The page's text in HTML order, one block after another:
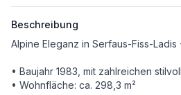
Beschreibung
• Baujahr 1983, mit zahlreichen stilvollen
• Wohnfläche: ca. 298,3 m²